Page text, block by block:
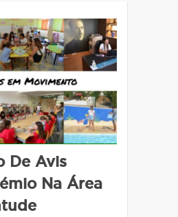
De Avis
Na Área